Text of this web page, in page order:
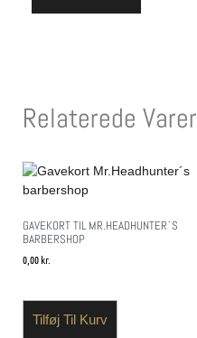
Relaterede Varer
GAVEKORT TIL MR.HEADHUNTER´S
BARBERSHOP
0,00kr.
Tilføj Til Kurv